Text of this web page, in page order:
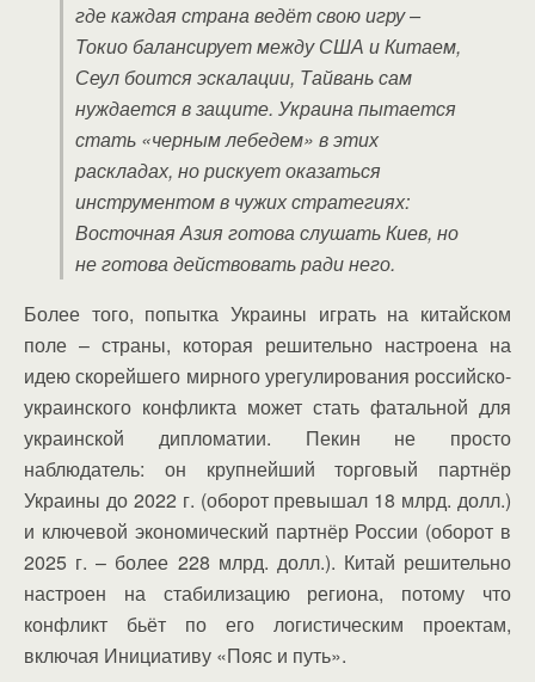
где каждая страна ведёт свою игру –
Токио балансирует между США и Китаем,
Сеул боится эскалации, Тайвань сам
нуждается в защите. Украина пытается
стать «черным лебедем» в этих
раскладах, но рискует оказаться
инструментом в чужих стратегиях:
Восточная Азия готова слушать Киев, но
не готова действовать ради него.
Более того, попытка Украины играть на китайском
поле – страны, которая решительно настроена на
идею скорейшего мирного урегулирования российско-
украинского конфликта может стать фатальной для
украинской дипломатии. Пекин не просто
наблюдатель: он крупнейший торговый партнёр
Украины до 2022 г. (оборот превышал 18 млрд. долл.)
и ключевой экономический партнёр России (оборот в
2025 г. – более 228 млрд. долл.). Китай решительно
настроен на стабилизацию региона, потому что
конфликт бьёт по его логистическим проектам,
включая Инициативу «Пояс и путь».